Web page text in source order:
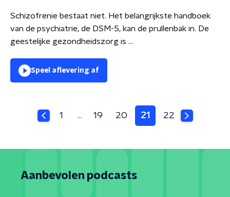
Schizofrenie bestaat niet. Het belangrijkste handboek
van de psychiatrie, de DSM-5, kan de prullenbak in. De
geestelijke gezondheidszorg is ...
Speel aflevering af
1 … 19 20 21 22
Aanbevolen podcasts